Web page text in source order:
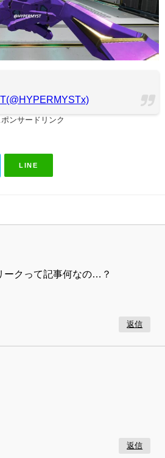
ポンサードリンク
LINE
ークって記事何なの…？
返信
返信